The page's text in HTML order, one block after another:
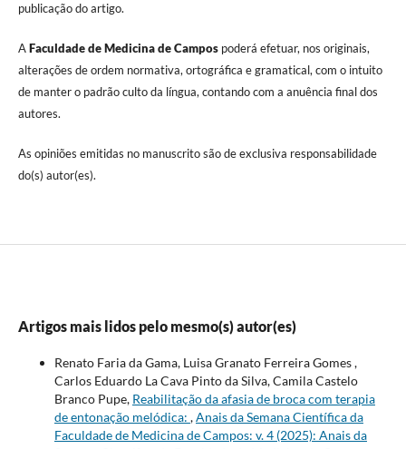
publicação do artigo.
AFaculdade de Medicina de Campospoderá efetuar, nos originais,
alterações de ordem normativa, ortográfica e gramatical, com o intuito
de manter o padrão culto da língua, contando com a anuência final dos
autores.
As opiniões emitidas no manuscrito são de exclusiva responsabilidade
do(s) autor(es).
Artigos mais lidos pelo mesmo(s) autor(es)
Renato Faria da Gama, Luisa Granato Ferreira Gomes ,
Carlos Eduardo La Cava Pinto da Silva, Camila Castelo
Branco Pupe, Reabilitação da afasia de broca com terapia
de entonação melódica: ,Anais da Semana Científica da
Faculdade de Medicina de Campos: v. 4 (2025): Anais da